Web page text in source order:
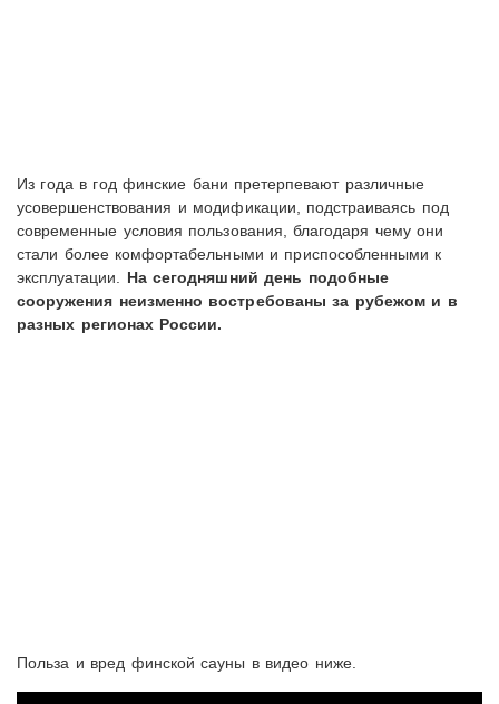
Из года в год финские бани претерпевают различные
усовершенствования и модификации, подстраиваясь под
современные условия пользования, благодаря чему они
стали более комфортабельными и приспособленными к
эксплуатации. На сегодняшний день подобные
сооружения неизменно востребованы за рубежом и в
разных регионах России.
Польза и вред финской сауны в видео ниже.